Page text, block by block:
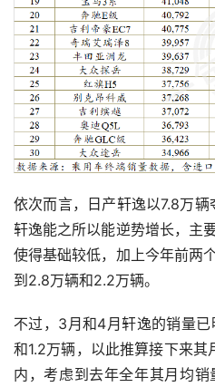
依次而言，日产轩逸以7.8万辆
轩逸能之所以能逆势增长，主
使得基础较低，加上今年前两
到2.8万辆和2.2万辆。
不过，3月和4月轩逸的销量
和1.2万辆，以此推算接下来
内，考虑到去年全年其月均